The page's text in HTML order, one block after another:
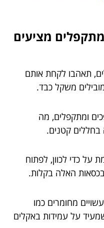
מתקפלים מציעים
תאהבו לקחת אותם
משקל כבד.
ומתקפלים, מה
קטנים.
על כדי לכוון, לפתוח
האלה בקלות.
מחומרים כמו
על עמידות באקלים